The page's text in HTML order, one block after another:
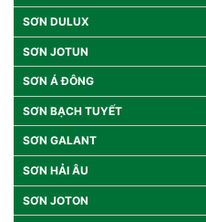
SƠN DULUX
SƠN JOTUN
SƠN Á ĐÔNG
SƠN BẠCH TUYẾT
SƠN GALANT
SƠN HẢI ÂU
SƠN JOTON